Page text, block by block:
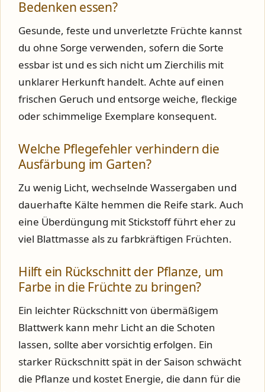
Bedenken essen?
Gesunde, feste und unverletzte Früchte kannst
du ohne Sorge verwenden, sofern die Sorte
essbar ist und es sich nicht um Zierchilis mit
unklarer Herkunft handelt. Achte auf einen
frischen Geruch und entsorge weiche, fleckige
oder schimmelige Exemplare konsequent.
Welche Pflegefehler verhindern die
Ausfärbung im Garten?
Zu wenig Licht, wechselnde Wassergaben und
dauerhafte Kälte hemmen die Reife stark. Auch
eine Überdüngung mit Stickstoff führt eher zu
viel Blattmasse als zu farbkräftigen Früchten.
Hilft ein Rückschnitt der Pflanze, um
Farbe in die Früchte zu bringen?
Ein leichter Rückschnitt von übermäßigem
Blattwerk kann mehr Licht an die Schoten
lassen, sollte aber vorsichtig erfolgen. Ein
starker Rückschnitt spät in der Saison schwächt
die Pflanze und kostet Energie, die dann für die